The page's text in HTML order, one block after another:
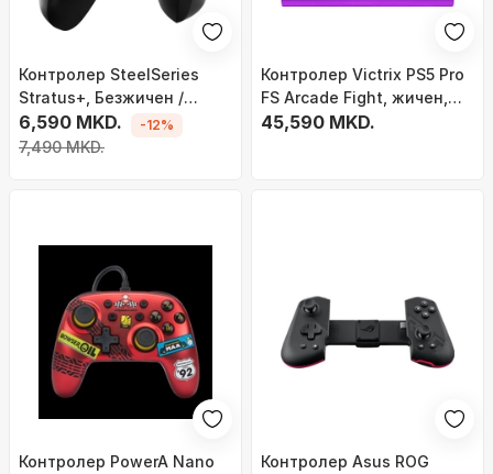
Контролер SteelSeries
Stratus+, Безжичен /
жичен, црн
6,590 MKD.
7,490 MKD.
-12%
Контролер Victrix PS5 Pro
FS Arcade Fight, жичен,
виолетов
45,590 MKD.
Контролер PowerA Nano
Контролер Asus ROG